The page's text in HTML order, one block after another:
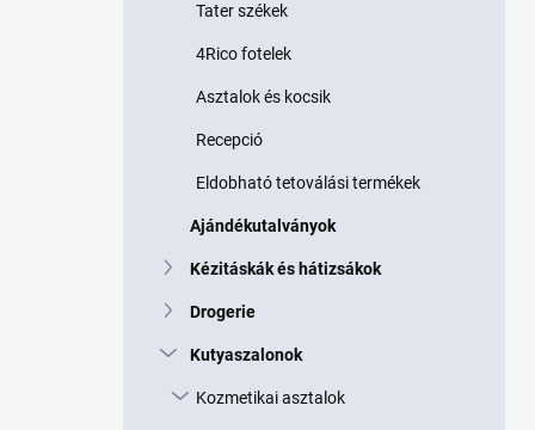
Tater székek
4Rico fotelek
Asztalok és kocsik
Recepció
Eldobható tetoválási termékek
Ajándékutalványok
Kézitáskák és hátizsákok
Drogerie
Kutyaszalonok
Kozmetikai asztalok